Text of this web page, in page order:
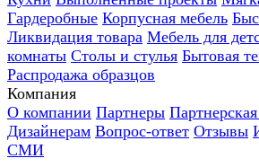
Гардеробные Корпусная мебель
Ликвидация товара Мебель для
комнаты Столы и стулья Бытовая
Распродажа образцов
Компания
О компании Партнеры
Дизайнерам Вопрос-ответ Отзывы
СМИ